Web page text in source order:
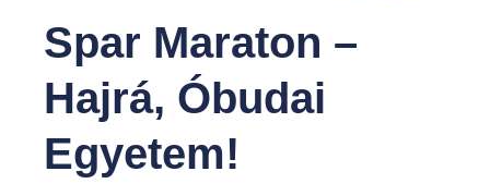
Spar Maraton –
Hajrá, Óbudai
Egyetem!